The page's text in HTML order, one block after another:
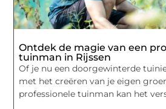
Ontdek de magie van een
tuinman in Rijssen
Of je nu een doorgewinterde
met het creëren van je eigen
professionele tuinman kan het